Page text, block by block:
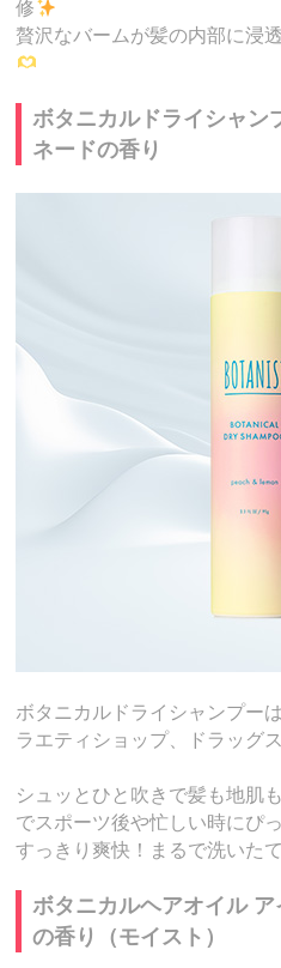
修
贅沢なバームが髪の内部に浸
ボタニカルドライシャン
ネードの香り
ボタニカルドライシャンプー
ラエティショップ、ドラッグ
シュッとひと吹きで髪も地肌
でスポーツ後や忙しい時にぴ
すっきり爽快！まるで洗いた
ボタニカルヘアオイル
の香り（モイスト）